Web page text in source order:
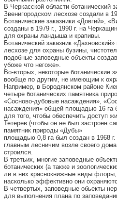
В Черкасской области ботанический
Звенигородском лесхозе создали в
Ботанические заказники «Довгий»,
созданы в 1979 г., 1990 г. на
для охраны ландыша и крапивы.
Ботанический заказник
лесхозе для охраны бузины,
подобные заповедные объекты
убоже что негоже».
Во-вторых, некоторые ботанические
вообще по другим, не имеющим к
Например, в Бородянском районе
четыре ботанических памятника
«Сосново-дубовые насаждения»,
насаждения» общей площадью 16 га
для того, чтобы обеспечить доступ
Тетерев (чтобы он не был застроен
памятник природы «Дубы»
площадью 0,8 га был создан в 1968
главным лесничим возле своего
строился.
В третьих, многие заповедные
ботанических (а также и
ли в них краснокнижные виды флоры,
насколько эффективно они
В четвертых, заповедные обьекты
для выполнения плана по